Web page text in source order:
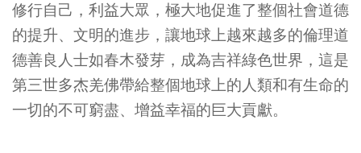
修行自己，利益大眾，極大地促進了整個社會道德
的提升、文明的進步，讓地球上越來越多的倫理道
德善良人士如春木發芽，成為吉祥綠色世界，這是
第三世多杰羌佛帶給整個地球上的人類和有生命的
一切的不可窮盡、增益幸福的巨大貢獻。